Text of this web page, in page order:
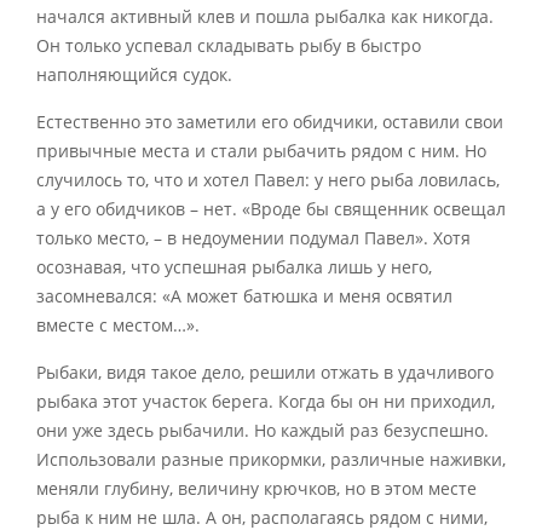
начался активный клев и пошла рыбалка как никогда.
Он только успевал складывать рыбу в быстро
наполняющийся судок.
Естественно это заметили его обидчики, оставили свои
привычные места и стали рыбачить рядом с ним. Но
случилось то, что и хотел Павел: у него рыба ловилась,
а у его обидчиков – нет. «Вроде бы священник освещал
только место, – в недоумении подумал Павел». Хотя
осознавая, что успешная рыбалка лишь у него,
засомневался: «А может батюшка и меня освятил
вместе с местом…».
Рыбаки, видя такое дело, решили отжать в удачливого
рыбака этот участок берега. Когда бы он ни приходил,
они уже здесь рыбачили. Но каждый раз безуспешно.
Использовали разные прикормки, различные наживки,
меняли глубину, величину крючков, но в этом месте
рыба к ним не шла. А он, располагаясь рядом с ними,